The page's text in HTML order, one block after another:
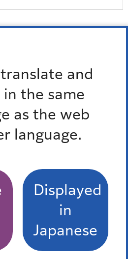
and
in the same
as the web
language.
Displayed
in
Japanese
務局教育推進部生涯学習スポ
係
通訳オペレーター、区の職員の